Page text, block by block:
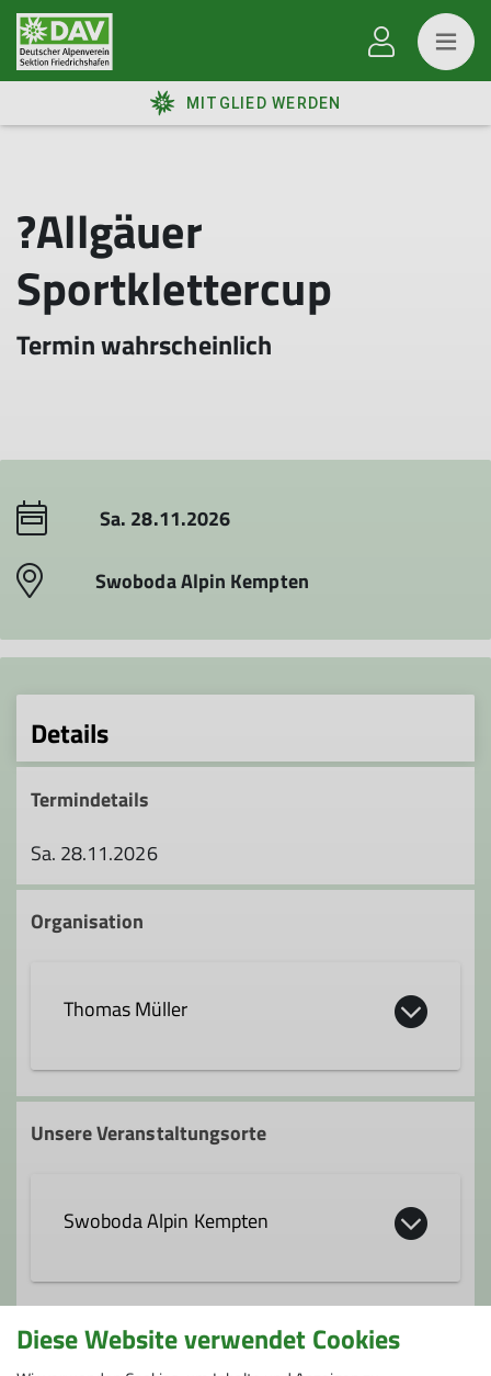
MITGLIED WERDEN
?Allgäuer
Sportklettercup
Termin wahrscheinlich
Sa. 28.11.2026
Swoboda Alpin Kempten
Details
Termindetails
Sa. 28.11.2026
Organisation
Thomas Müller
0176 62720404
thomas.mueller@dav-fn.de
Qualifikationen
Unsere Veranstaltungsorte
Swoboda Alpin Kempten
https://www.dav-
kempten.de/swoboda-alpin
Gruppe
Diese Website verwendet Cookies